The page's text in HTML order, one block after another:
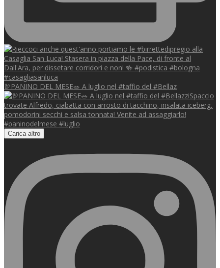
🦃PANINO DEL MESE🥗 A luglio nel #taffio del #Bellaz
Carica altro